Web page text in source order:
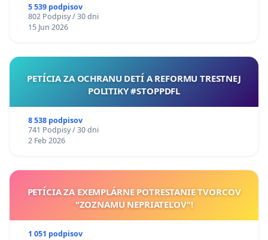
5 539 podpisov
802 Podpisy / 30 dni
15 Jun 2026
PETÍCIA ZA OCHRANU DETÍ A REFORMU TRESTNEJ
POLITIKY #STOPPDFL
8 538 podpisov
741 Podpisy / 30 dni
2 Feb 2026
PETÍCIA ZA EXEMPLÁRNE POTRESTANIE TVORCOV
"ZOZNAMU NEPRIATEĽOV"!
1 051 podpisov